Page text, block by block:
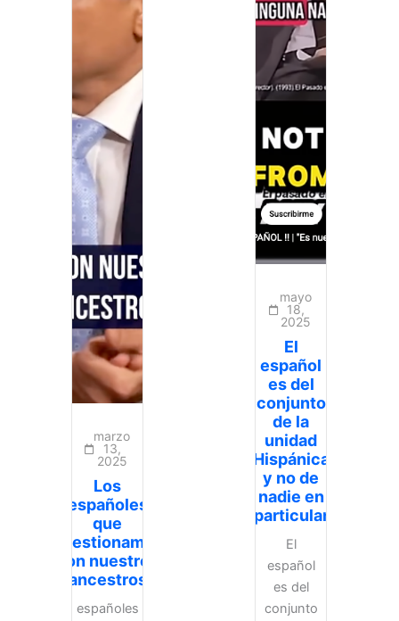
mayo
18,
2025
El
español
es del
conjunto
de la
unidad
Hispánica
y no de
nadie en
particular
El
español
es del
conjunto
marzo
13,
2025
Los
españoles
que
cuestionamos
son nuestros
ancestros
Los españoles que